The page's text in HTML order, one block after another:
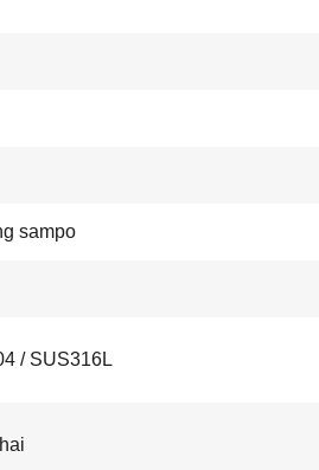
sampo
/ SUS316L